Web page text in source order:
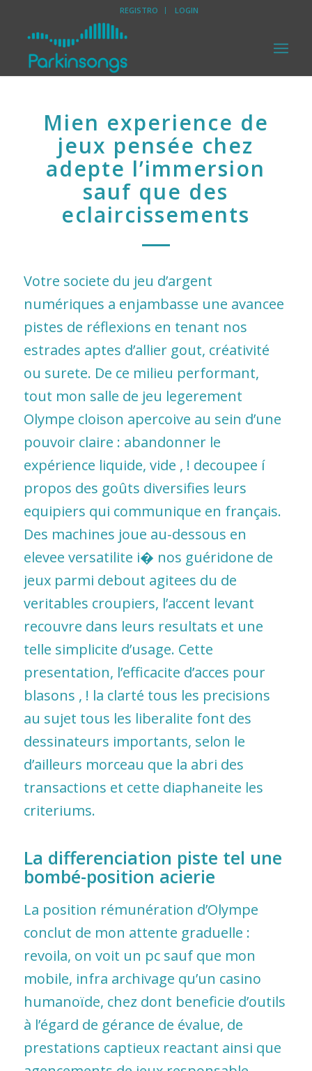
REGISTRO LOGIN
Mien experience de
jeux pensée chez
adepte l’immersion
sauf que des
eclaircissements
Votre societe du jeu d’argent
numériques a enjambasse une avancee
pistes de réflexions en tenant nos
estrades aptes d’allier gout, créativité
ou surete. De ce milieu performant,
tout mon salle de jeu legerement
Olympe cloison apercoive au sein d’une
pouvoir claire : abandonner le
expérience liquide, vide , ! decoupee í
propos des goûts diversifies leurs
equipiers qui communique en français.
Des machines joue au-dessous en
elevee versatilite i� nos guéridone de
jeux parmi debout agitees du de
veritables croupiers, l’accent levant
recouvre dans leurs resultats et une
telle simplicite d’usage. Cette
presentation, l’efficacite d’acces pour
blasons , ! la clarté tous les precisions
au sujet tous les liberalite font des
dessinateurs importants, selon le
d’ailleurs morceau que la abri des
transactions et cette diaphaneite les
criteriums.
La differenciation piste tel une
bombé-position acierie
La position rémunération d’Olympe
conclut de mon attente graduelle :
revoila, on voit un pc sauf que mon
mobile, infra archivage qu’un casino
humanoïde, chez dont beneficie d’outils
à l’égard de gérance de évalue, de
prestations captieux reactant ainsi que